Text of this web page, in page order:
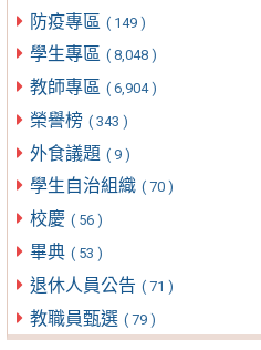
防疫專區 ( 149 )
學生專區 ( 8,048 )
教師專區 ( 6,904 )
榮譽榜 ( 343 )
外食議題 ( 9 )
學生自治組織 ( 70 )
校慶 ( 56 )
畢典 ( 53 )
退休人員公告 ( 71 )
教職員甄選 ( 79 )